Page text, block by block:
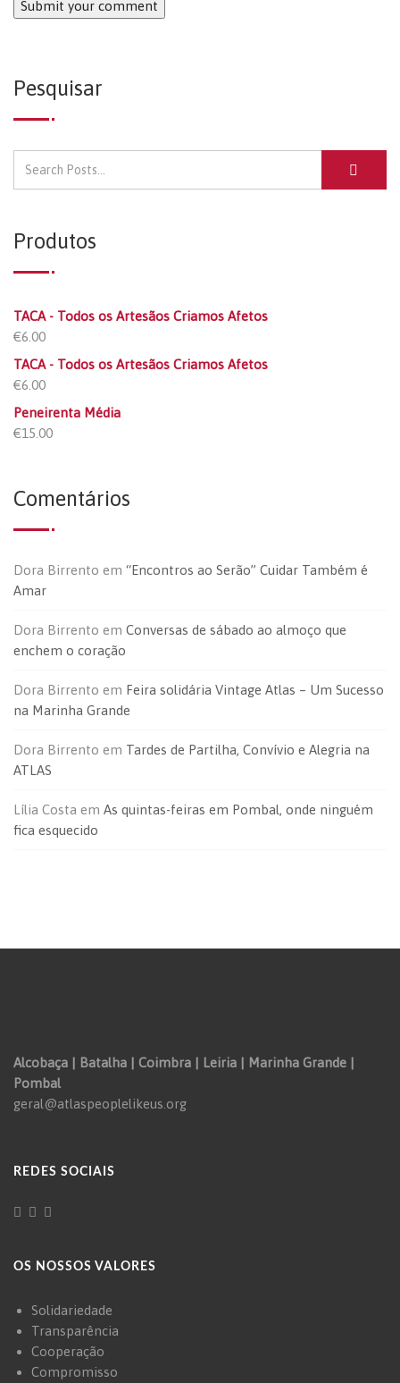
Pesquisar
Produtos
TACA - Todos os Artesãos Criamos Afetos
€6.00
TACA - Todos os Artesãos Criamos Afetos
€6.00
Peneirenta Média
€15.00
Comentários
Dora Birrento em “Encontros ao Serão” Cuidar Também é
Amar
Dora Birrento em Conversas de sábado ao almoço que
enchem o coração
Dora Birrento em Feira solidária Vintage Atlas – Um Sucesso
na Marinha Grande
Dora Birrento em Tardes de Partilha, Convívio e Alegria na
ATLAS
Lília Costa em As quintas-feiras em Pombal, onde ninguém
fica esquecido
Alcobaça | Batalha | Coimbra | Leiria | Marinha Grande |
Pombal
geral@atlaspeoplelikeus.org
REDES SOCIAIS
OS NOSSOS VALORES
Solidariedade
Transparência
Cooperação
Compromisso